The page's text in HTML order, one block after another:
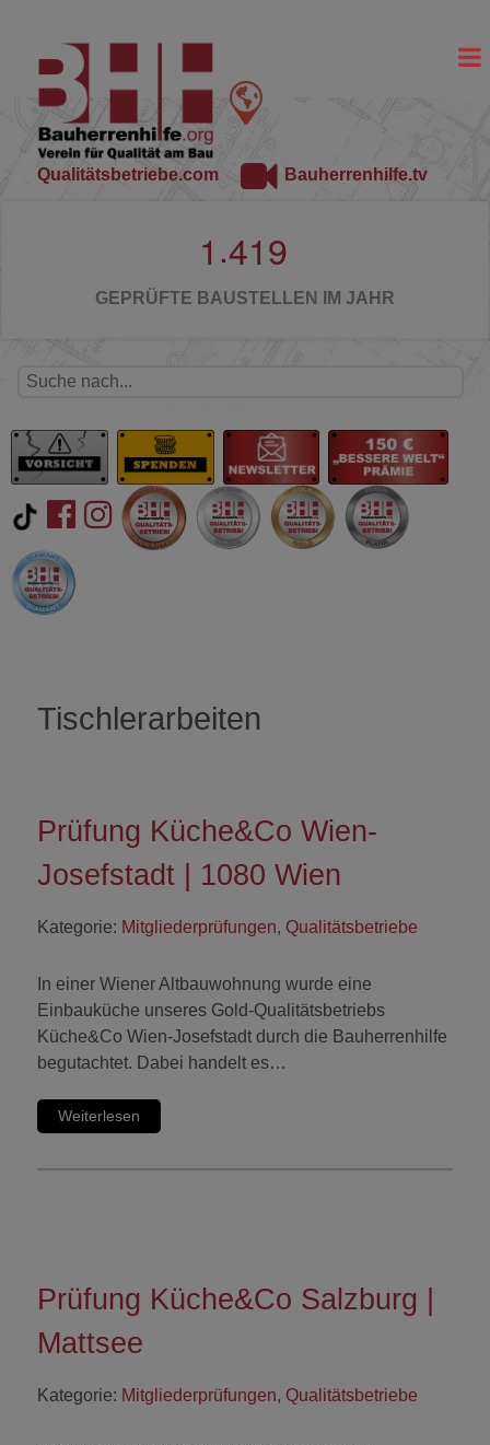
Qualitätsbetriebe.com Bauherrenhilfe.tv
1 .419
GEPRÜFTE BAUSTELLEN IM JAHR
Tischlerarbeiten
Prüfung Küche&Co Wien-
Josefstadt | 1080 Wien
Kategorie: Mitgliederprüfungen, Qualitätsbetriebe
In einer Wiener Altbauwohnung wurde eine
Einbauküche unseres Gold-Qualitätsbetriebs
Küche&Co Wien-Josefstadt durch die Bauherrenhilfe
begutachtet. Dabei handelt es…
Weiterlesen
Prüfung Küche&Co Salzburg |
Mattsee
Kategorie: Mitgliederprüfungen, Qualitätsbetriebe